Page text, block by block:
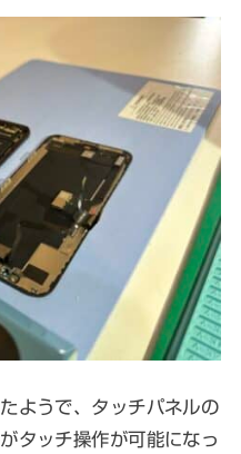
ようで、タッチパネルの
タッチ操作が可能になっ